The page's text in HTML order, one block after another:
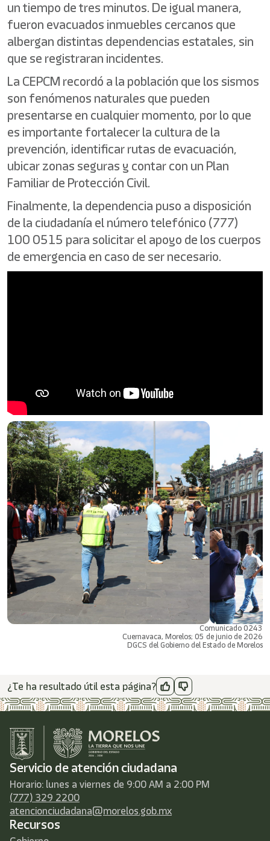
un tiempo de tres minutos. De igual manera,
fueron evacuados inmuebles cercanos que
albergan distintas dependencias estatales, sin
que se registraran incidentes.
La CEPCM recordó a la población que los sismos
son fenómenos naturales que pueden
presentarse en cualquier momento, por lo que
es importante fortalecer la cultura de la
prevención, identificar rutas de evacuación,
ubicar zonas seguras y contar con un Plan
Familiar de Protección Civil.
Finalmente, la dependencia puso a disposición
de la ciudadanía el número telefónico (777)
100 0515 para solicitar el apoyo de los cuerpos
de emergencia en caso de ser necesario.
Comunicado 0243
Cuernavaca, Morelos; 05 de junio de 2026
DGCS del Gobierno del Estado de Morelos
¿Te ha resultado útil esta página?
Servicio de atención ciudadana
Horario: lunes a viernes de 9:00 AM a 2:00 PM
(777) 329 2200
atencionciudadana@morelos.gob.mx
Recursos